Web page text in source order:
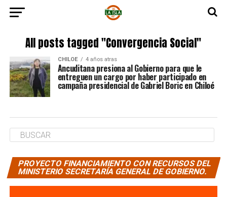
All posts tagged "Convergencia Social"
CHILOE 4 años atras
Ancuditana presiona al Gobierno para que le
entreguen un cargo por haber participado en
campaña presidencial de Gabriel Boric en Chiloé
PROYECTO FINANCIAMIENTO CON RECURSOS DEL
MINISTERIO SECRETARÍA GENERAL DE GOBIERNO.